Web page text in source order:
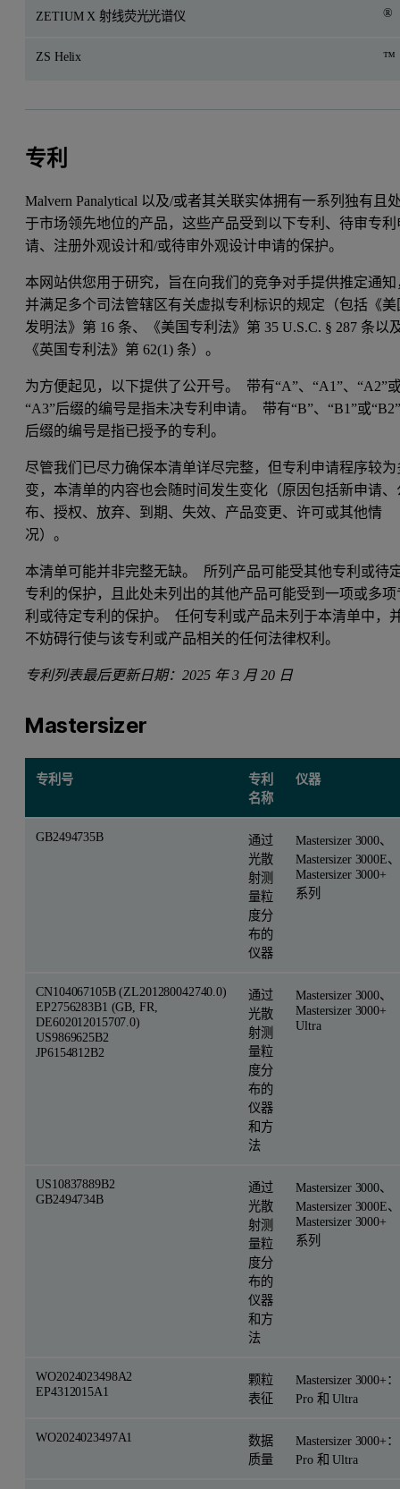
ZETIUM X 射线荧光光谱仪 ®
ZS Helix ™
专利
Malvern Panalytical 以及/或者其关联实体拥有一系列独有且
于市场领先地位的产品，这些产品受到以下专利、待审专利
请、注册外观设计和/或待审外观设计申请的保护。
本网站供您用于研究，旨在向我们的竞争对手提供推定通知
并满足多个司法管辖区有关虚拟专利标识的规定（包括《美
发明法》第 16 条、《美国专利法》第 35 U.S.C. § 287 条以
《英国专利法》第 62(1) 条）。
为方便起见，以下提供了公开号。 带有“A”、“A1”、“A2”
“A3”后缀的编号是指未决专利申请。 带有“B”、“B1”或
后缀的编号是指已授予的专利。
尽管我们已尽力确保本清单详尽完整，但专利申请程序较为
变，本清单的内容也会随时间发生变化（原因包括新申请、
布、授权、放弃、到期、失效、产品变更、许可或其他情
况）。
本清单可能并非完整无缺。 所列产品可能受其他专利或待
专利的保护，且此处未列出的其他产品可能受到一项或多项
利或待定专利的保护。 任何专利或产品未列于本清单中，
不妨碍行使与该专利或产品相关的任何法律权利。
专利列表最后更新日期：2025 年 3 月 20 日
Mastersizer
专利号
专利
名称
仪器
GB2494735B
通过
光散
射测
量粒
度分
布的
仪器
Mastersizer 3000、
Mastersizer 3000E、
Mastersizer 3000+
系列
CN104067105B (ZL201280042740.0)
EP2756283B1 (GB, FR,
DE602012015707.0)
US9869625B2
JP6154812B2
通过
光散
射测
量粒
度分
布的
仪器
和方
法
Mastersizer 3000、
Mastersizer 3000+
Ultra
US10837889B2
GB2494734B
通过
光散
射测
量粒
度分
布的
仪器
和方
法
Mastersizer 3000、
Mastersizer 3000E、
Mastersizer 3000+
系列
WO2024023498A2
EP4312015A1
颗粒
表征
Mastersizer 3000+：
Pro 和 Ultra
WO2024023497A1
数据
质量
Mastersizer 3000+：
Pro 和 Ultra